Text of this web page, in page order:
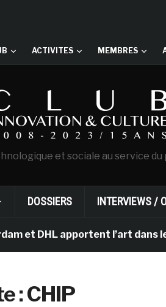
ACTIVITES MEMBRES
et sociale au service
DOSSIERS INTERVIEWS /
DHL apportent l’art dans les
:CHIP